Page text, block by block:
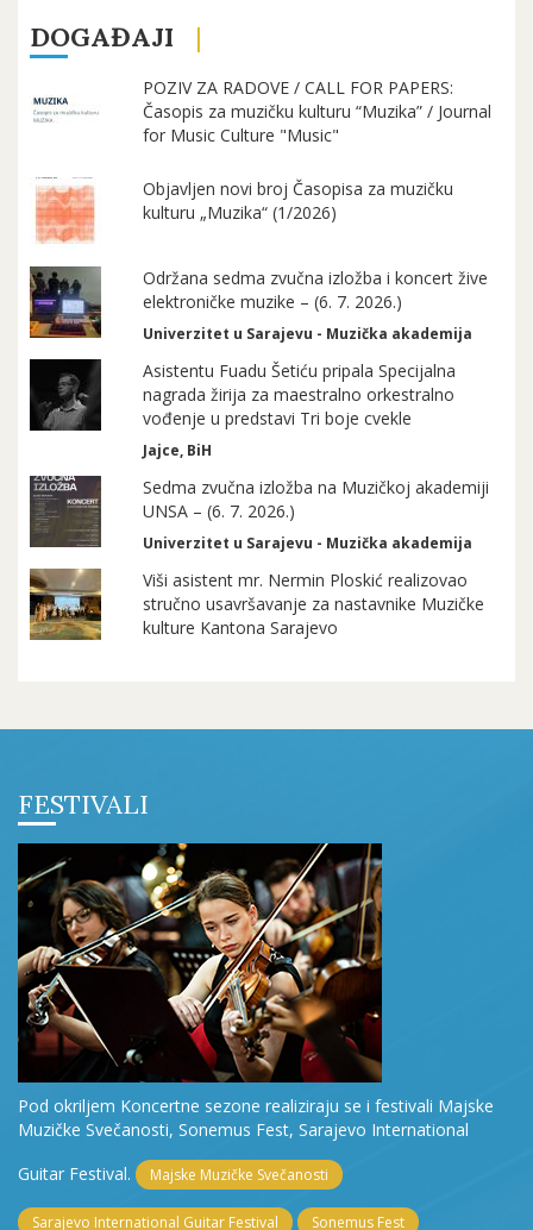
DOGAĐAJI
POZIV ZA RADOVE / CALL FOR PAPERS:
Časopis za muzičku kulturu “Muzika” / Journal
for Music Culture "Music"
Objavljen novi broj Časopisa za muzičku
kulturu „Muzika“ (1/2026)
Održana sedma zvučna izložba i koncert žive
elektroničke muzike – (6. 7. 2026.)
Univerzitet u Sarajevu - Muzička akademija
Asistentu Fuadu Šetiću pripala Specijalna
nagrada žirija za maestralno orkestralno
vođenje u predstavi Tri boje cvekle
Jajce, BiH
Sedma zvučna izložba na Muzičkoj akademiji
UNSA – (6. 7. 2026.)
Univerzitet u Sarajevu - Muzička akademija
Viši asistent mr. Nermin Ploskić realizovao
stručno usavršavanje za nastavnike Muzičke
kulture Kantona Sarajevo
FESTIVALI
Pod okriljem Koncertne sezone realiziraju se i festivali Majske
Muzičke Svečanosti, Sonemus Fest, Sarajevo International
Guitar Festival.
Majske Muzičke Svečanosti
Sarajevo International Guitar Festival Sonemus Fest